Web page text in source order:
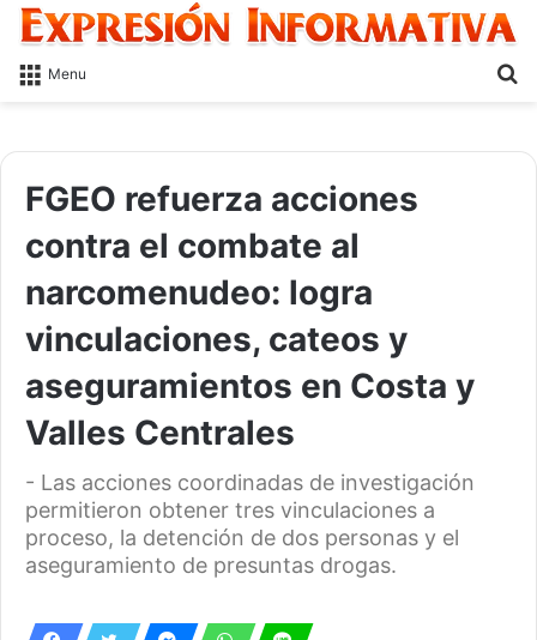
Menu
FGEO refuerza acciones
contra el combate al
narcomenudeo: logra
vinculaciones, cateos y
aseguramientos en Costa y
Valles Centrales
- Las acciones coordinadas de investigación
permitieron obtener tres vinculaciones a
proceso, la detención de dos personas y el
aseguramiento de presuntas drogas.